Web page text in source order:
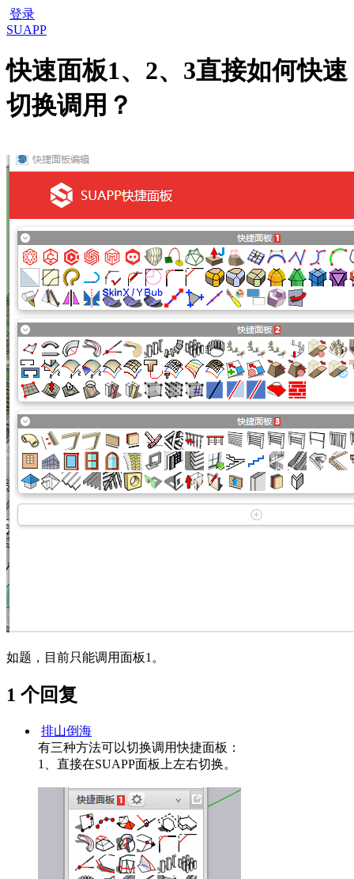
登录
SUAPP
快速面板1、2、3直接如何快速
切换调用？
如题，目前只能调用面板1。
1 个回复
排山倒海
有三种方法可以切换调用快捷面板：
1、直接在SUAPP面板上左右切换。